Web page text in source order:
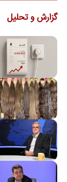
گزارش و تحلیل